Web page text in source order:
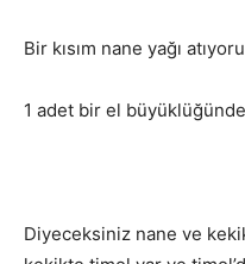
Bir kısım nane yağı
1 adet bir el
Diyeceksiniz nane ve